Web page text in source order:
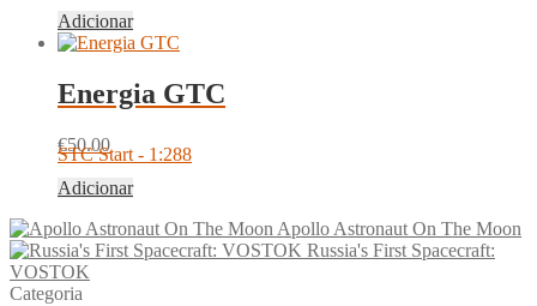
Adicionar
Energia GTC
€50.00
STC Start - 1:288
Adicionar
Apollo Astronaut On The Moon
Russia's First Spacecraft:
VOSTOK
Categoria